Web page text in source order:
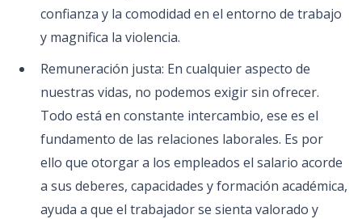
confianza y la comodidad en el entorno de trabajo
y magnifica la violencia.
Remuneración justa: En cualquier aspecto de
nuestras vidas, no podemos exigir sin ofrecer.
Todo está en constante intercambio, ese es el
fundamento de las relaciones laborales. Es por
ello que otorgar a los empleados el salario acorde
a sus deberes, capacidades y formación académica,
ayuda a que el trabajador se sienta valorado y